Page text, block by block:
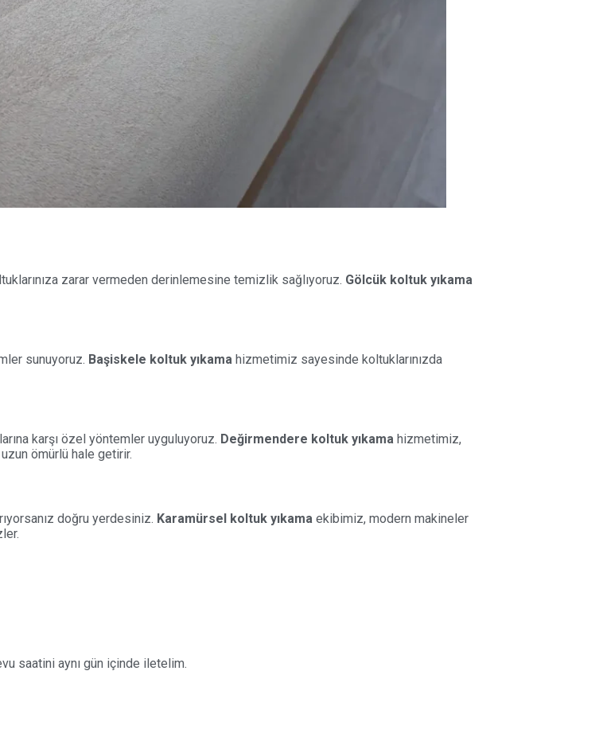
zarar vermeden derinlemesine temizlik sağlıyoruz. Gölcük koltuk yıkama
sunuyoruz. Başiskele koltuk yıkama hizmetimiz sayesinde koltuklarınızda
karşı özel yöntemler uyguluyoruz. Değirmendere koltuk yıkama hizmetimiz,
ömürlü hale getirir.
doğru yerdesiniz. Karamürsel koltuk yıkama ekibimiz, modern makineler
saatini aynı gün içinde iletelim.